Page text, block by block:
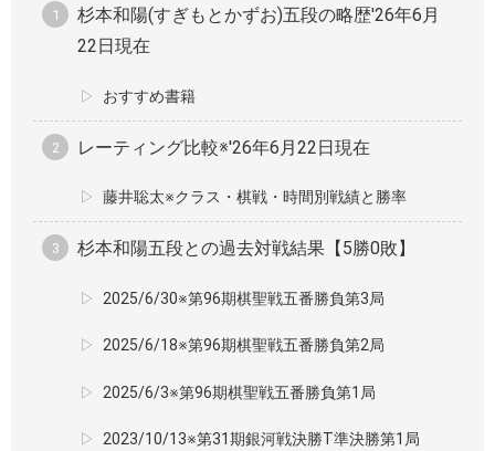
杉本和陽(すぎもとかずお)五段の略歴'26年6月
22日現在
おすすめ書籍
レーティング比較※'26年6月22日現在
藤井聡太※クラス・棋戦・時間別戦績と勝率
杉本和陽五段との過去対戦結果【5勝0敗】
2025/6/30※第96期棋聖戦五番勝負第3局
2025/6/18※第96期棋聖戦五番勝負第2局
2025/6/3※第96期棋聖戦五番勝負第1局
2023/10/13※第31期銀河戦決勝T準決勝第1局